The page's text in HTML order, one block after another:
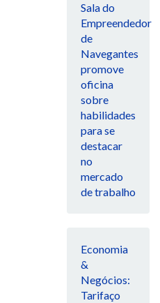
Sala do
Empreendedor
de
Navegantes
promove
oficina
sobre
habilidades
para se
destacar
no
mercado
de trabalho
Economia
&
Negócios:
Tarifaço